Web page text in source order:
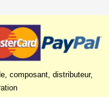
composant, distributeur,